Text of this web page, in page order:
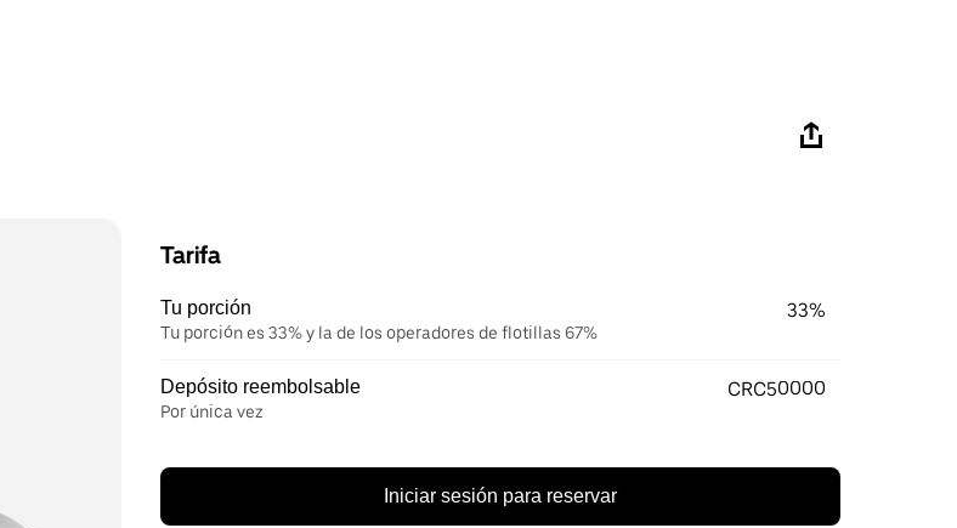
Tarifa
Tu porción
Tu porción es 33% y la de los operadores de flotillas 67%
33%
Depósito reembolsable
Por única vez
CRC50000
Iniciar sesión para reservar